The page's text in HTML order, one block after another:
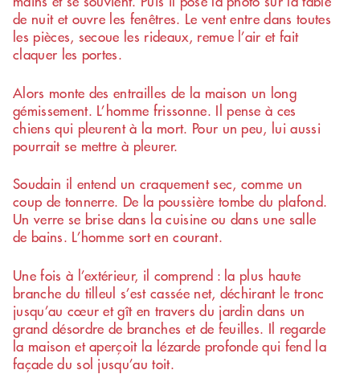
de nuit et ouvre les fenêtres. Le vent entre dans toutes
les pièces, secoue les rideaux, remue l’air et fait
claquer les portes.
Alors monte des entrailles de la maison un long
gémissement. L’homme frissonne. Il pense à ces
chiens qui pleurent à la mort. Pour un peu, lui aussi
pourrait se mettre à pleurer.
Soudain il entend un craquement sec, comme un
coup de tonnerre. De la poussière tombe du plafond.
Un verre se brise dans la cuisine ou dans une salle
de bains. L’homme sort en courant.
Une fois à l’extérieur, il comprend : la plus haute
branche du tilleul s’est cassée net, déchirant le tronc
jusqu’au cœur et gît en travers du jardin dans un
grand désordre de branches et de feuilles. Il regarde
la maison et aperçoit la lézarde profonde qui fend la
façade du sol jusqu’au toit.